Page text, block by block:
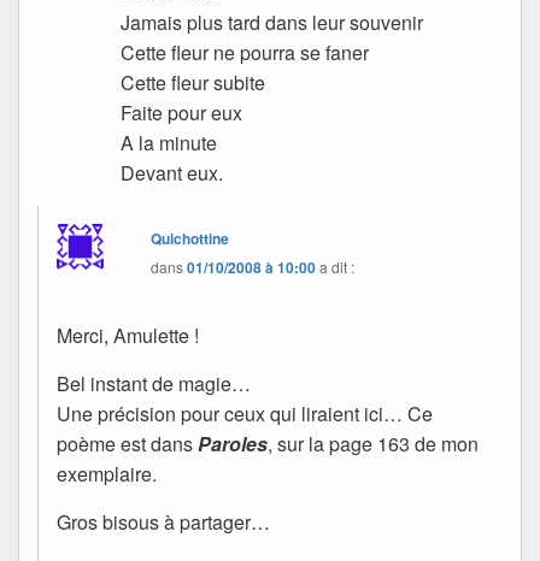
Jamais plus tard dans leur souvenir
Cette fleur ne pourra se faner
Cette fleur subite
Faite pour eux
A la minute
Devant eux.
Quichottine
dans01/10/2008 à 10:00a dit :
Merci, Amulette !
Bel instant de magie…
Une précision pour ceux qui liraient ici… Ce
poème est dansParoles, sur la page 163 de mon
exemplaire.
Gros bisous à partager…